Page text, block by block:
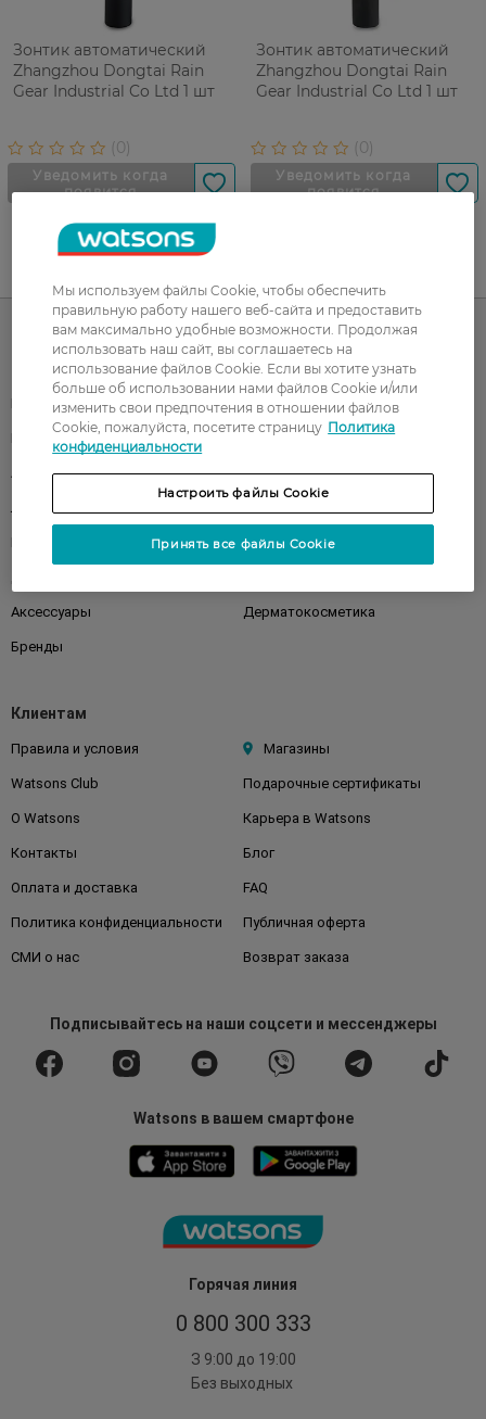
Зонтик автоматический
Zhangzhou Dongtai Rain
Gear Industrial Co Ltd 1 шт
Зонтик автоматический
Zhangzhou Dongtai Rain
Gear Industrial Co Ltd 1 шт
Горячая линия
0 800 300 333
З 9:00 до 19:00
Без выходных
Каталог
Корейская косметика Мужчинам
Парфюмерия Здоровье
Акции Макияж
Лицо
Детям
Аксессуары Дерматокосметика
Бренды
Клиентам
Правила и условия Магазины
Watsons Club Подарочные сертификаты
О Watsons Карьера в Watsons
Контакты Блог
Оплата и доставка FAQ
Политика конфиденциальности Публичная оферта
СМИ о нас Возврат заказа
Подписывайтесьна наши соцсети и мессенджеры
Watsons в вашем смартфоне
Мы используем файлы Cookie, чтобы обеспечить
правильную работу нашего веб-сайта и предоставить
вам максимально удобные возможности. Продолжая
использовать наш сайт, вы соглашаетесь на
использование файлов Cookie. Если вы хотите узнать
больше об использовании нами файлов Cookie и/или
изменить свои предпочтения в отношении файлов
Cookie, пожалуйста, посетите страницу Политика
конфиденциальности
Настроить файлы Cookie
Принять все файлы Cookie